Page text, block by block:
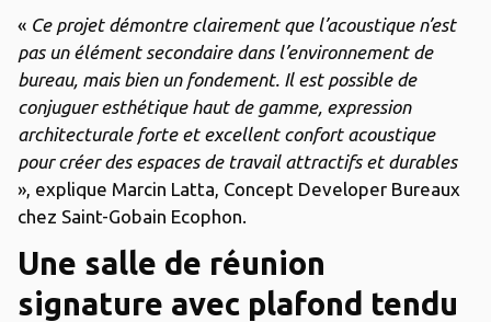
« Ce projet démontre clairement que l’acoustique n’est
pas un élément secondaire dans l’environnement de
bureau, mais bien un fondement. Il est possible de
conjuguer esthétique haut de gamme, expression
architecturale forte et excellent confort acoustique
pour créer des espaces de travail attractifs et durables
», explique Marcin Latta, Concept Developer Bureaux
chez Saint-Gobain Ecophon.
Une salle de réunion
signature avec plafond tendu